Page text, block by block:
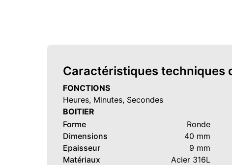
Caractéristiques techniques
FONCTIONS
Heures, Minutes, Secondes
BOITIER
Forme
Ronde
Dimensions
40 mm
Epaisseur
9 mm
Matériaux
Acier 316L